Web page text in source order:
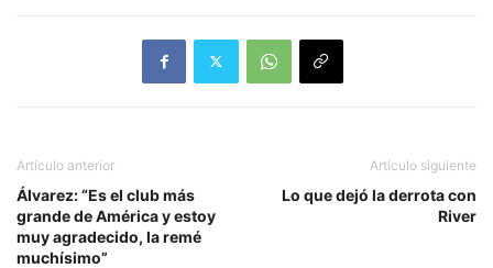
Artículo anterior
Álvarez: “Es el club más
grande de América y estoy
muy agradecido, la remé
muchísimo”
Artículo siguiente
Lo que dejó la derrota con
River